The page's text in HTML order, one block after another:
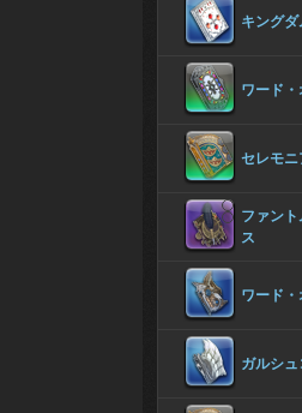
キング
ワード
セレモ
ファン
ス
ワード
ガルシ